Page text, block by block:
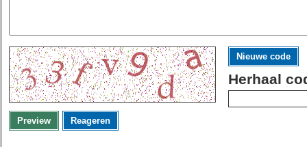
Nieuwe code
Herhaal
Preview Reageren